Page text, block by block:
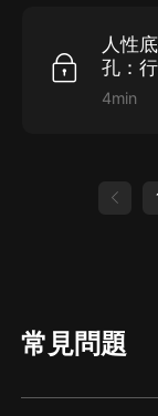
人性
孔：
4min
常見問題